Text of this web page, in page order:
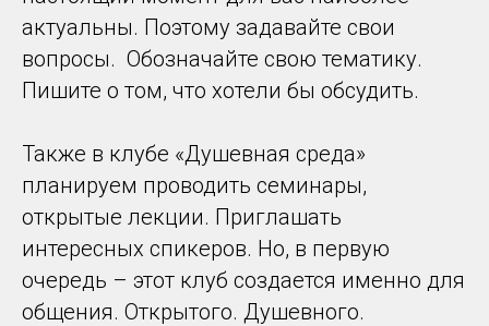
актуальны. Поэтому задавайте свои
вопросы. Обозначайте свою тематику.
Пишите о том, что хотели бы обсудить.
Также в клубе «Душевная среда»
планируем проводить семинары,
открытые лекции. Приглашать
интересных спикеров. Но, в первую
очередь – этот клуб создается именно для
общения. Открытого. Душевного.